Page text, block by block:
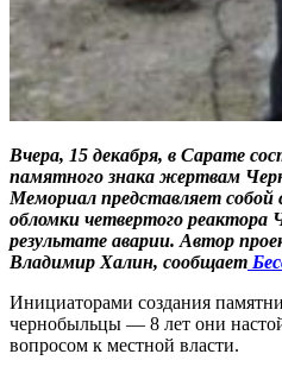
Вчера, 15 декабря, в Сарате
памятного знака жертвам
Мемориал представляет собой
обломки четвертого реактора
результате аварии. Автор
Владимир Халин, сообщает
Инициаторами создания
чернобыльцы — 8 лет они
вопросом к местной власти.